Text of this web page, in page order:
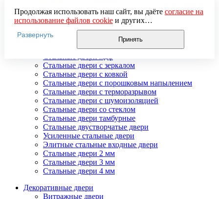
Стальные взломостойкие двери
Стальные входные двери в квартиру
Стальные двери в подъезд
Стальные двери внутреннего открывания
Стальные двери массив
Стальные двери с зеркалом
Стальные двери с ковкой
Стальные двери с порошковым напылением
Стальные двери с терморазрывом
Стальные двери с шумоизоляцией
Стальные двери со стеклом
Стальные двери тамбурные
Стальные двустворчатые двери
Усиленные стальные двери
Элитные стальные входные двери
Стальные двери 2 мм
Стальные двери 3 мм
Стальные двери 4 мм
Декоративные двери
Витражные двери
Продолжая использовать наш сайт, вы даёте согласие на
использование файлов cookieи других
пользовательских данных (включая IP-адрес, сведения о
местоположении, устройстве, действиях на сайте и т. п.)
для функционирования сайта, проведения
использования систем аналитики (например,
Яндекс.Метрика), в соответствии с нашей
обработки персональных данных.
Если вы не хотите, чтобы ваши данные обрабатывались,
настройте ограничения в браузере или покиньте сайт.
Развернуть
Принять